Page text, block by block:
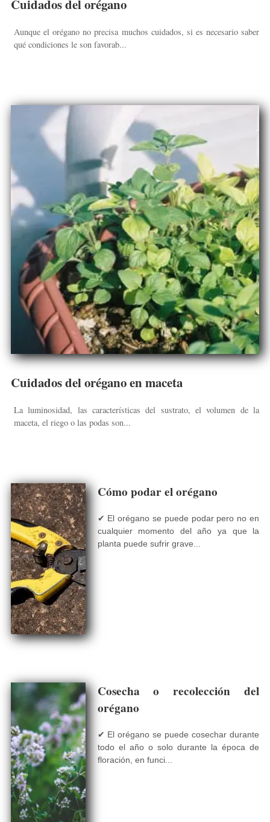
Cuidados del orégano
Aunque el orégano no precisa muchos cuidados, si es necesario saber
qué condiciones le son favorab...
Cuidados del orégano en maceta
La luminosidad, las características del sustrato, el volumen de la
maceta, el riego o las podas son...
Cómo podar el orégano
✔ El orégano se puede podar pero no en
cualquier momento del año ya que la
planta puede sufrir grave...
Cosecha o recolección del
orégano
✔ El orégano se puede cosechar durante
todo el año o solo durante la época de
floración, en funci...